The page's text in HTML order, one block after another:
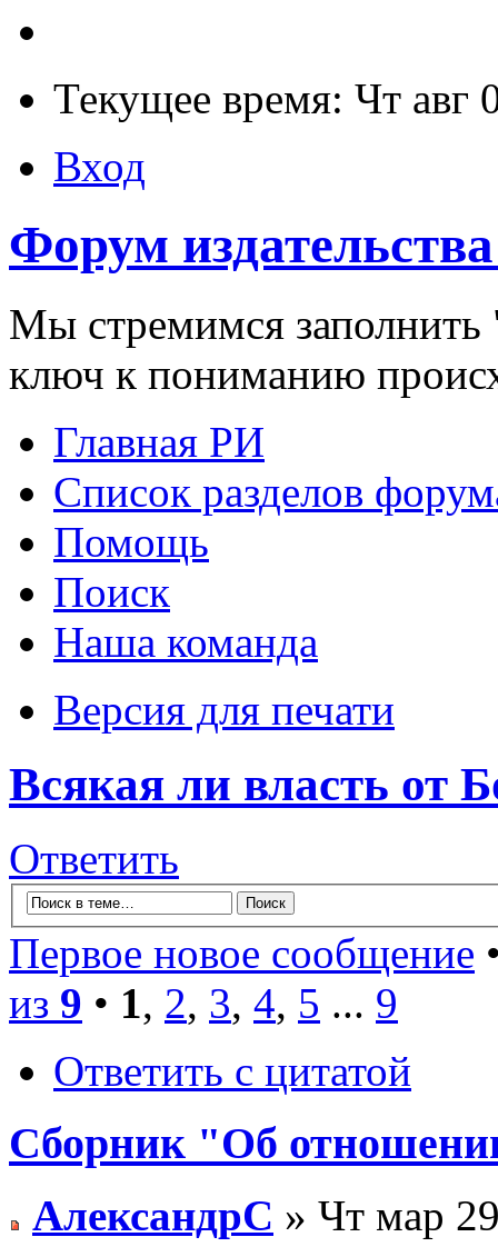
Текущее время: Чт авг
Вход
Форум
Мы стремимся заполнить
ключ к пониманию
Главная РИ
Список разделов
Помощь
Поиск
Наша команда
Версия для печати
Всякая ли власть от
Ответить
Первое новое сообщение
из 9 • 1, 2, 3, 4, 5 ... 9
Ответить с цитатой
Сборник "Об
АлександрС » Чт мар